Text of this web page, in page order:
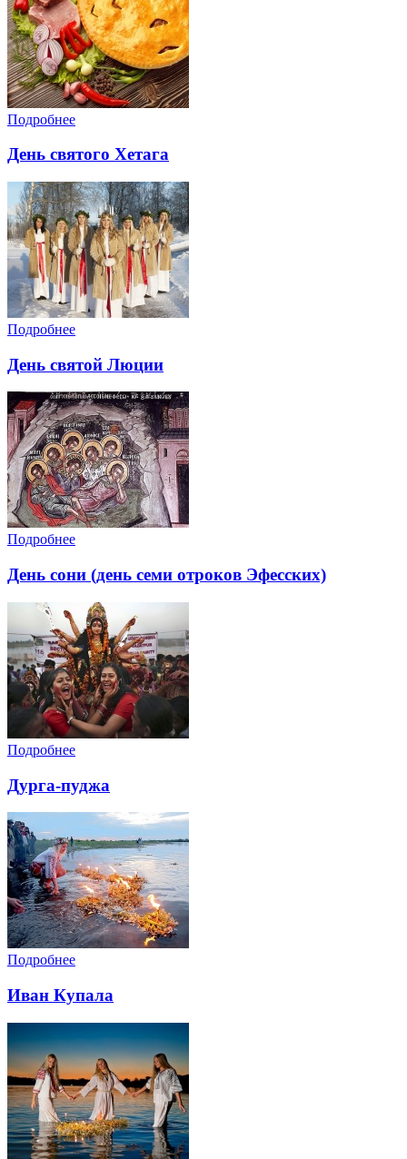
Подробнее
День святого Хетага
Подробнее
День святой Люции
Подробнее
День сони (день семи отроков Эфесских)
Подробнее
Дурга-пуджа
Подробнее
Иван Купала